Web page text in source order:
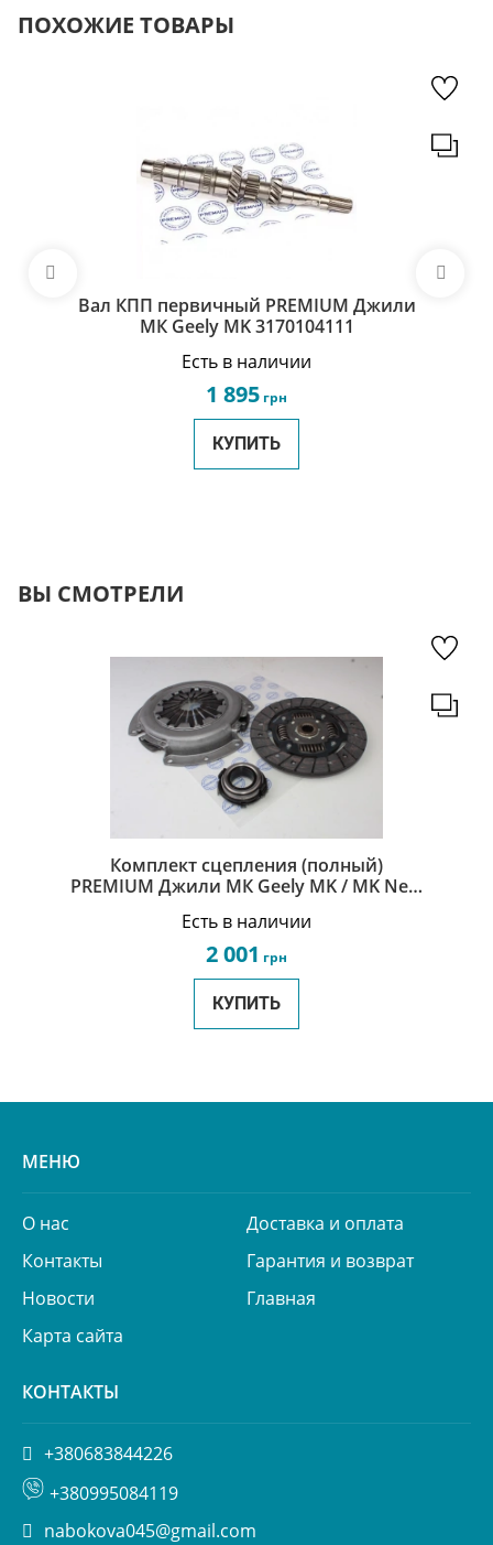
ПОХОЖИЕ ТОВАРЫ
Вал КПП первичный PREMIUM Джили
МК Geely MK 3170104111
Есть в наличии
1 895 грн
КУПИТЬ
ВЫ СМОТРЕЛИ
Комплект сцепления (полный)
PREMIUM Джили МК Geely MK / MK New
Есть в наличии
2 001 грн
КУПИТЬ
МЕНЮ
О нас
Доставка и оплата
Контакты
Гарантия и возврат
Новости
Главная
Карта сайта
КОНТАКТЫ
+380683844226
+380995084119
nabokova045@gmail.com